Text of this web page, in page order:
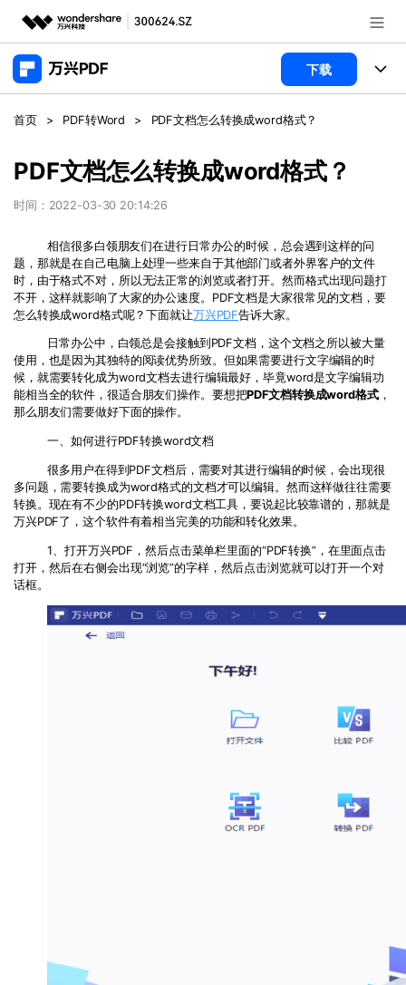
推荐产品
政企服务
新闻中心
关于万兴
加入我们
帮助中心
客服热线：4000-300624
下载
产品
万兴PDF Windows版
移动端
万兴PDF 安卓版
万兴PDF iOS版
PDF开发工具
万兴PDF SDK
申请试用
功能
PDF新功能
PDF编辑器
PDF合并工具
PDF转换器
PDF加密
PDF文件压缩
PDF签名
PDF批量工具
PDF提取页面
PDF表格
PDF页面调整
PDF文件创建
商业合作
学校&教育
企业采购
经销商招募
帮助中心
产品支持
用户指南
常见问题
产品信息
更新日志
下载中心
产品资讯
01.热门软件
02.转换PDF
03.编辑PDF
免费下载
免费下载 立即购买
登录 立即购买
首页 > PDF转Word > PDF文档怎么转换成word格式？
PDF文档怎么转换成word格式？
时间：2022-03-30 20:14:26
相信很多白领朋友们在进行日常办公的时候，总会遇到这样的问
题，那就是在自己电脑上处理一些来自于其他部门或者外界客户的文件
时，由于格式不对，所以无法正常的浏览或者打开。然而格式出现问题打
不开，这样就影响了大家的办公速度。PDF文档是大家很常见的文档，要
怎么转换成word格式呢？下面就让万兴PDF告诉大家。
日常办公中，白领总是会接触到PDF文档，这个文档之所以被大量
使用，也是因为其独特的阅读优势所致。但如果需要进行文字编辑的时
候，就需要转化成为word文档去进行编辑最好，毕竟word是文字编辑功
能相当全的软件，很适合朋友们操作。要想把PDF文档转换成word格式，
那么朋友们需要做好下面的操作。
一、如何进行PDF转换word文档
很多用户在得到PDF文档后，需要对其进行编辑的时候，会出现很
多问题，需要转换成为word格式的文档才可以编辑。然而这样做往往需要
转换。现在有不少的PDF转换word文档工具，要说起比较靠谱的，那就是
万兴PDF了，这个软件有着相当完美的功能和转化效果。
1、打开万兴PDF，然后点击菜单栏里面的“PDF转换”，在里面点击
打开，然后在右侧会出现“浏览”的字样，然后点击浏览就可以打开一个对
话框。